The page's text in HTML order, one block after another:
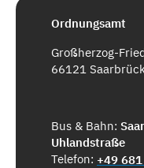
Ordnungsamt
Großherzog-
66121
Bus & Bahn:
Uhlandstraße
Telefon: +49